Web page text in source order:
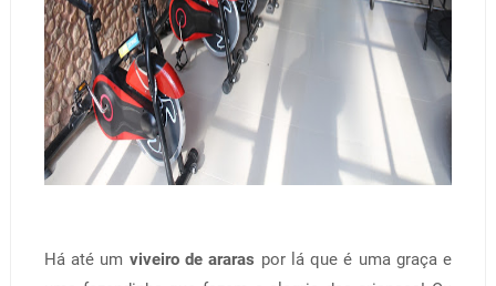
Há até um viveiro de araras por lá que é uma graça e